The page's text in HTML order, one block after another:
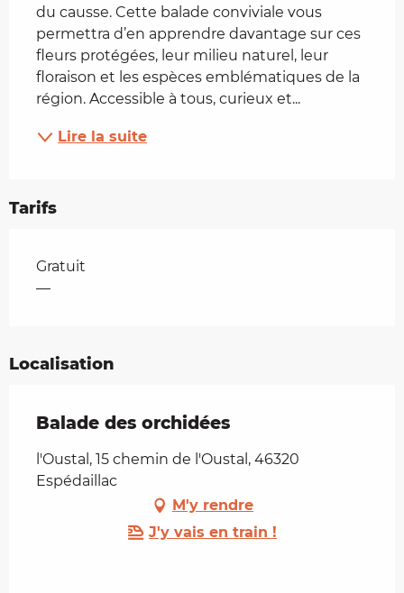
du causse. Cette balade conviviale vous
permettra d’en apprendre davantage sur ces
fleurs protégées, leur milieu naturel, leur
floraison et les espèces emblématiques de la
région. Accessible à tous, curieux et...
Lire la suite
Tarifs
Tarifs 2026
Gratuit
—
Localisation
Balade des orchidées
l'Oustal, 15 chemin de l'Oustal, 46320
Espédaillac
M'y rendre
J'y vais en train !